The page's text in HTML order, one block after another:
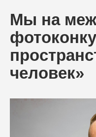
Мы на
человек»